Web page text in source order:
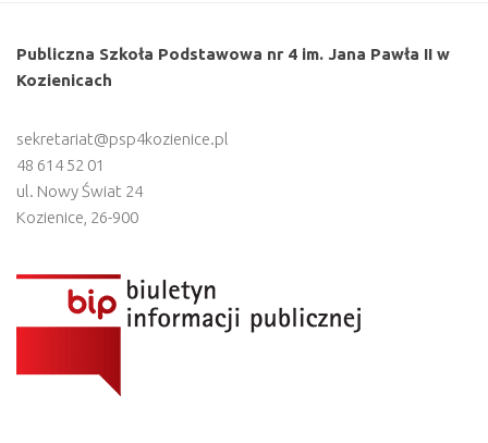
Publiczna Szkoła Podstawowa nr 4 im. Jana Pawła II w
Kozienicach
sekretariat@psp4kozienice.pl
48 614 52 01
ul. Nowy Świat 24
Kozienice 26-900